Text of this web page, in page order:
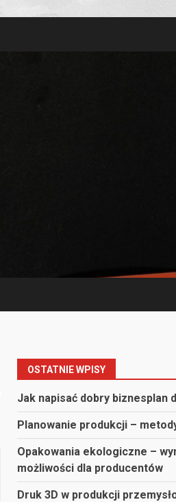
OSTATNIE WPISY
Jak napisać dobry biznesplan
Planowanie produkcji –
Opakowania ekologiczne –
możliwości dla producentów
Druk 3D w produkcji